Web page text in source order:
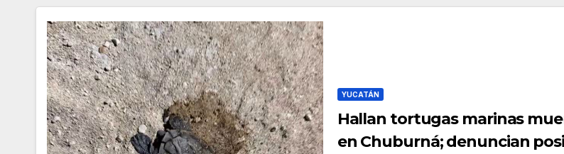
YUCATÁN
Hallan tortugas marinas
en Chuburná; denuncian